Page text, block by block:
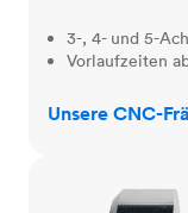
3-, 4- und 5-
Vorlaufzeiten
Unsere CNC-